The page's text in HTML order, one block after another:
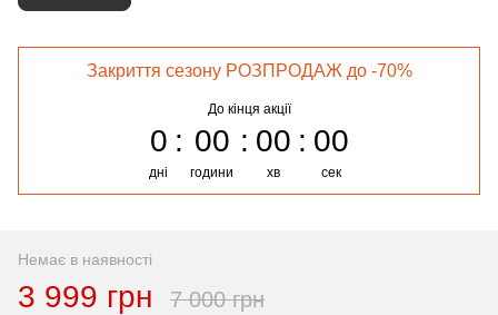
Закриття сезону РОЗПРОДАЖ до -70%
До кінця акції
0
дні
00
години
00
хв
00
сек
Немає в наявності
3 999 грн 7 000 грн